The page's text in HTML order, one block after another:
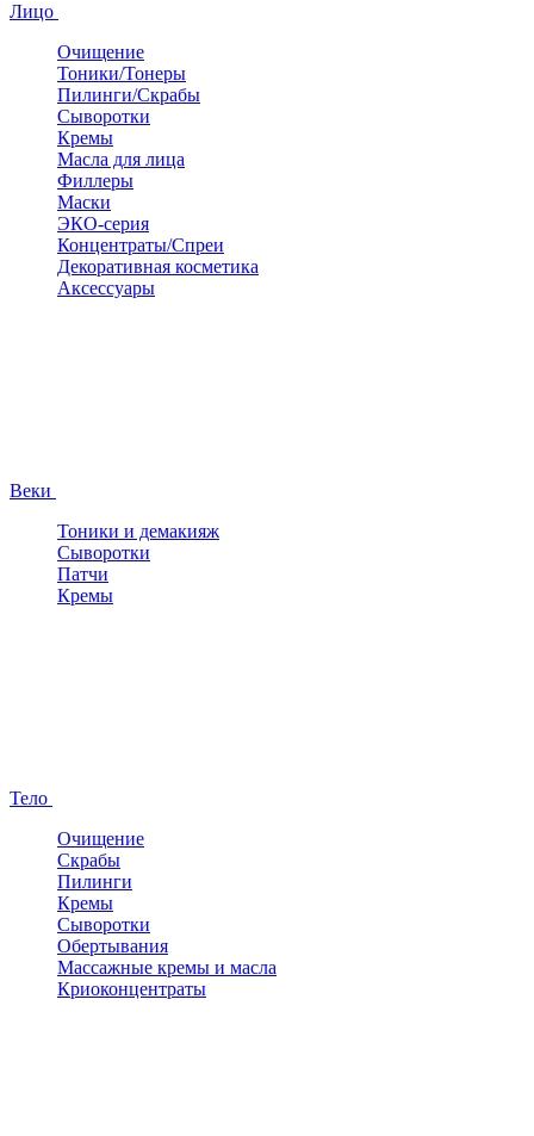
Лицо
Очищение
Тоники/Тонеры
Пилинги/Скрабы
Сыворотки
Кремы
Масла для лица
Филлеры
Маски
ЭКО-серия
Концентраты/Спреи
Декоративная косметика
Аксессуары
Веки
Тоники и демакияж
Сыворотки
Патчи
Кремы
Тело
Очищение
Скрабы
Пилинги
Кремы
Сыворотки
Обертывания
Массажные кремы и масла
Криоконцентраты